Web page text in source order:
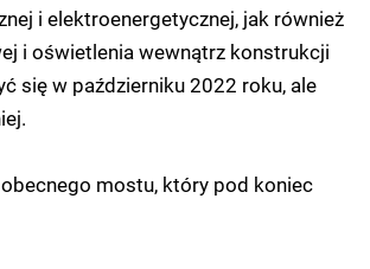
i elektroenergetycznej, jak również
i oświetlenia wewnątrz konstrukcji
się w październiku 2022 roku, ale
mostu, który pod koniec